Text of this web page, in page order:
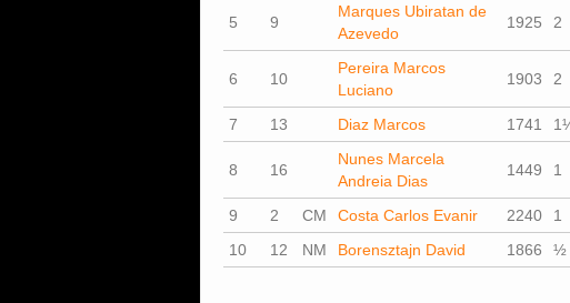
5 9
Marques Ubiratan de
Azevedo
1925 2
6 10
Pereira Marcos
Luciano
1903 2
7 13 Diaz Marcos 1741
8 16
Nunes Marcela
Andreia Dias
1449 1
9 2 CM Costa Carlos Evanir 2240 1
10
12 NM Borensztajn David 1866 ½